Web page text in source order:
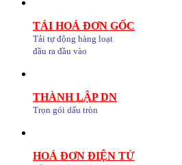
TẢI HOÁ ĐƠN GỐC
Tải tự động hàng loạt
đầu ra đầu vào
THÀNH LẬP DN
Trọn gói dấu tròn
HOÁ ĐƠN ĐIỆN TỬ